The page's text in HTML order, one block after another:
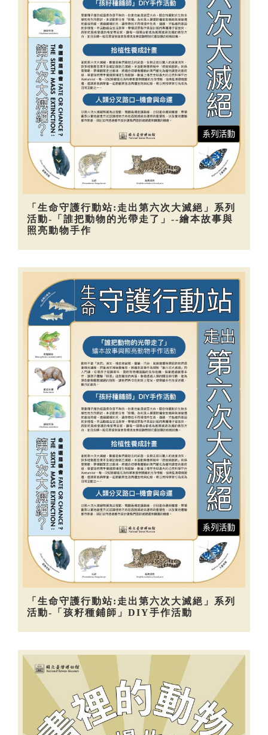
「生命守護行動站:走出第六次大滅絕」系列
活動-「誰把動物的光帶走了」--繪本故事與
照亮動物手作
「生命守護行動站:走出第六次大滅絕」系列
活動-「孩籽種鋪師」DIY手作活動